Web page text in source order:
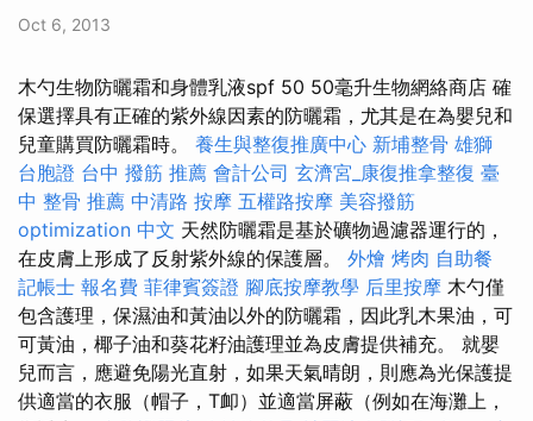
Oct 6, 2013
木勺生物防曬霜和身體乳液spf 50 50毫升生物網絡商店 確
保選擇具有正確的紫外線因素的防曬霜，尤其是在為嬰兒和
兒童購買防曬霜時。 養生與整復推廣中心 新埔整骨 雄獅
台胞證 台中 撥筋 推薦 會計公司 玄濟宮_康復推拿整復 臺
中 整骨 推薦 中清路 按摩 五權路按摩 美容撥筋
optimization 中文 天然防曬霜是基於礦物過濾器運行的，
在皮膚上形成了反射紫外線的保護層。 外燴 烤肉 自助餐
記帳士 報名費 菲律賓簽證 腳底按摩教學 后里按摩 木勺僅
包含護理，保濕油和黃油以外的防曬霜，因此乳木果油，可
可黃油，椰子油和葵花籽油護理並為皮膚提供補充。 就嬰
兒而言，應避免陽光直射，如果天氣晴朗，則應為光保護提
供適當的衣服（帽子，T卹）並適當屏蔽（例如在海灘上，